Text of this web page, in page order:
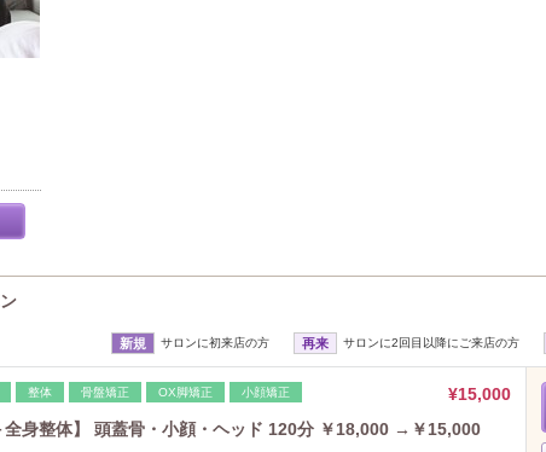
新規 サロンに初来店の方 再来 サロンに2回目以降にご来店の方
整体 骨盤矯正 OX脚矯正 小顔矯正
¥15,000
全身整体】 頭蓋骨・小顔・ヘッド 120分 ￥18,000 →￥15,000